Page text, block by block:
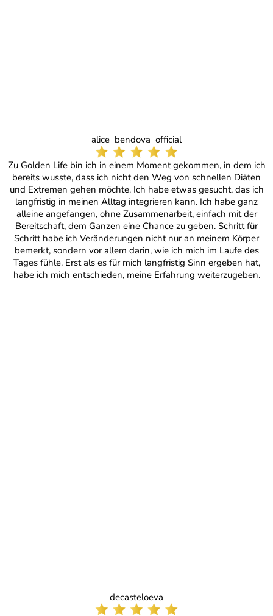
alice_bendova_official
Zu Golden Life bin ich in einem Moment gekommen, in dem ich
bereits wusste, dass ich nicht den Weg von schnellen Diäten
und Extremen gehen möchte. Ich habe etwas gesucht, das ich
langfristig in meinen Alltag integrieren kann. Ich habe ganz
alleine angefangen, ohne Zusammenarbeit, einfach mit der
Bereitschaft, dem Ganzen eine Chance zu geben. Schritt für
Schritt habe ich Veränderungen nicht nur an meinem Körper
bemerkt, sondern vor allem darin, wie ich mich im Laufe des
Tages fühle. Erst als es für mich langfristig Sinn ergeben hat,
habe ich mich entschieden, meine Erfahrung weiterzugeben.
decasteloeva